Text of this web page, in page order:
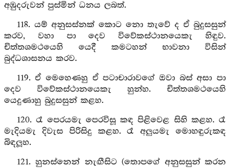
අඹුදරුවන් පුස්මින් ධනය ලබත්.
118. යම් අනුසස්නක් කොට නො තැවේ ද ඒ බුදුසසුන්
කරව, වහා පා දෙව විවේකස්ථානයෙකැ හිඳුව.
චිත්තශමථයෙහි යෙදී කමටහන් භාවනා විසින්
බුද්ධශාසනය කරව.
119. ඒ මෙහෙණහු ඒ පටාචාරාවගේ ඔවා බස් අසා පා
දෙව විවේකස්ථානයෙකැ හුන්හ. චිත්තශමථයෙහි
යෙදුණාහු බුදුසසුන් කළහ.
120. රෑ පෙරයමැ පෙරවිසූ කඳ පිළිවෙළ සිහි කළහ. රෑ
මැදියමැ දිවැස පිරිසිදු කළහ. රෑ අලුයමැ මොහඳුරුකඳ
බිඳලූහ.
121. හුනස්නෙන් නැඟීසිට (තොපගේ අනුසසුන් කරන